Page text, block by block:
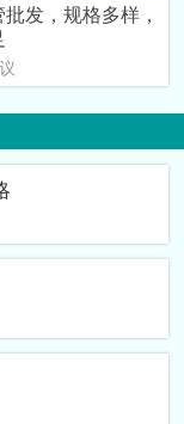
发，规格多样，